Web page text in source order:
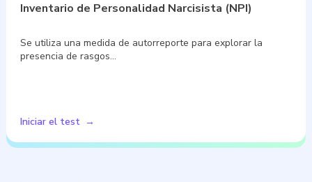
Inventario de Personalidad Narcisista (NPI)
Se utiliza una medida de autorreporte para explorar la
presencia de rasgos…
Iniciar el test